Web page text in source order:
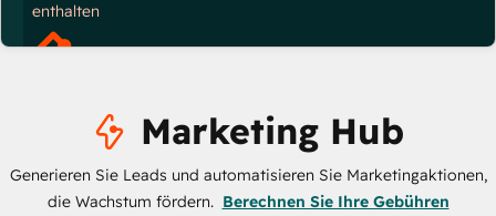
enthalten
Marketing Hub
Generieren Sie Leads und automatisieren Sie Marketingaktionen,
die Wachstum fördern. Berechnen Sie Ihre Gebühren